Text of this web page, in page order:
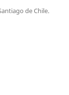
de Chile.